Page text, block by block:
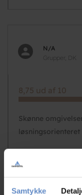
Samtykke
N/A
Grupper, DK
8,75 ud af 10
Skønne